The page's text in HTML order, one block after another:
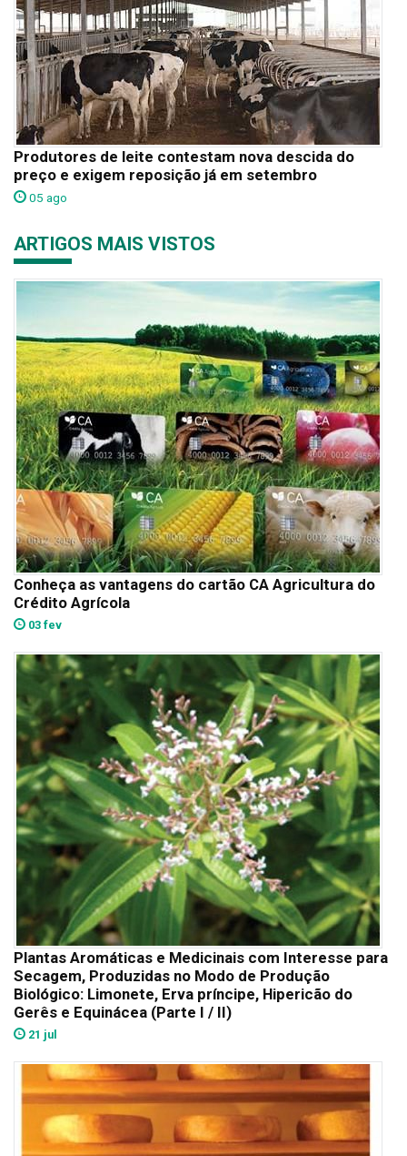
Produtores de leite contestam nova descida do
preço e exigem reposição já em setembro
05 ago
ARTIGOS MAIS VISTOS
Conheça as vantagens do cartão CA Agricultura do
Crédito Agrícola
03 fev
Plantas Aromáticas e Medicinais com Interesse para
Secagem, Produzidas no Modo de Produção
Biológico: Limonete, Erva príncipe, Hipericão do
Gerês e Equinácea (Parte I / II)
21 jul